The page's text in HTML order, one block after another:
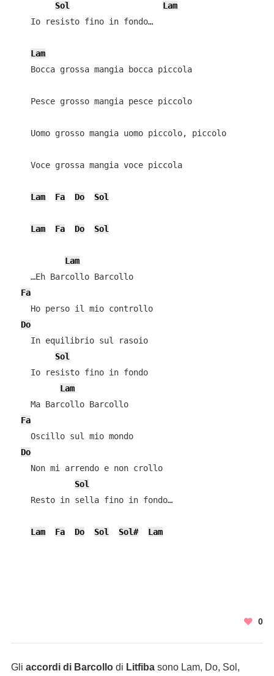
Sol
Lam
    Io resisto fino in fondo…
Lam
    Bocca grossa mangia bocca piccola
    Pesce grosso mangia pesce piccolo
    Uomo grosso mangia uomo piccolo, piccolo
    Voce grossa mangia voce piccola
Lam Fa Do Sol
Lam Fa Do Sol
Lam
    …Eh Barcollo Barcollo
Fa
    Ho perso il mio controllo
Do
    In equilibrio sul rasoio
Sol
    Io resisto fino in fondo
Lam
    Ma Barcollo Barcollo
Fa
    Oscillo sul mio mondo
Do
    Non mi arrendo e non crollo
Sol
    Resto in sella fino in fondo…
Lam Fa Do Sol Sol# Lam
0
Gli accordi di Barcollodi Litfibasono Lam, Do, Sol,